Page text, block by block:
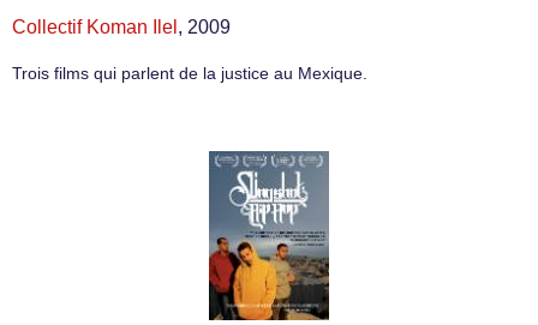
Collectif Koman Ilel , 2009
Trois films qui parlent de la justice au Mexique.